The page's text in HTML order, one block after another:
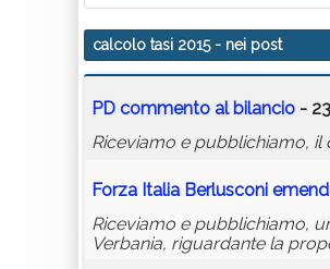
calcolo tasi 2015- nei post
PD commento al bilancio -
Riceviamo e pubblichiamo, il
Forza Italia Berlusconi
Riceviamo e pubblichiamo,
Verbania, riguardante la